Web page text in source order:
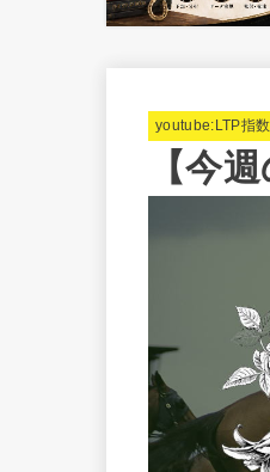
youtube:LTP指数
【今